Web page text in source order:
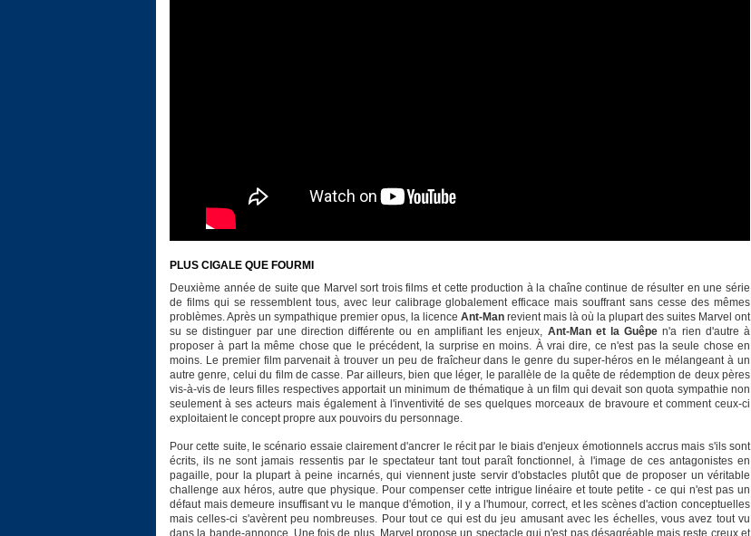
PLUS CIGALE QUE FOURMI
Deuxième année de suite que Marvel sort trois films et cette production à la chaîne continue de résulter en une série
de films qui se ressemblent tous, avec leur calibrage globalement efficace mais souffrant sans cesse des mêmes
problèmes. Après un sympathique premier opus, la licence Ant-Man revient mais là où la plupart des suites Marvel ont
su se distinguer par une direction différente ou en amplifiant les enjeux, Ant-Man et la Guêpe n'a rien d'autre à
proposer à part la même chose que le précédent, la surprise en moins. À vrai dire, ce n'est pas la seule chose en
moins. Le premier film parvenait à trouver un peu de fraîcheur dans le genre du super-héros en le mélangeant à un
autre genre, celui du film de casse. Par ailleurs, bien que léger, le parallèle de la quête de rédemption de deux pères
vis-à-vis de leurs filles respectives apportait un minimum de thématique à un film qui devait son quota sympathie non
seulement à ses acteurs mais également à l'inventivité de ses quelques morceaux de bravoure et comment ceux-ci
exploitaient le concept propre aux pouvoirs du personnage.
Pour cette suite, le scénario essaie clairement d'ancrer le récit par le biais d'enjeux émotionnels accrus mais s'ils sont
écrits, ils ne sont jamais ressentis par le spectateur tant tout paraît fonctionnel, à l'image de ces antagonistes en
pagaille, pour la plupart à peine incarnés, qui viennent juste servir d'obstacles plutôt que de proposer un véritable
challenge aux héros, autre que physique. Pour compenser cette intrigue linéaire et toute petite - ce qui n'est pas un
défaut mais demeure insuffisant vu le manque d'émotion, il y a l'humour, correct, et les scènes d'action conceptuelles
mais celles-ci s'avèrent peu nombreuses. Pour tout ce qui est du jeu amusant avec les échelles, vous avez tout vu
dans la bande-annonce. Une fois de plus, Marvel propose un spectacle qui n'est pas désagréable mais reste creux et